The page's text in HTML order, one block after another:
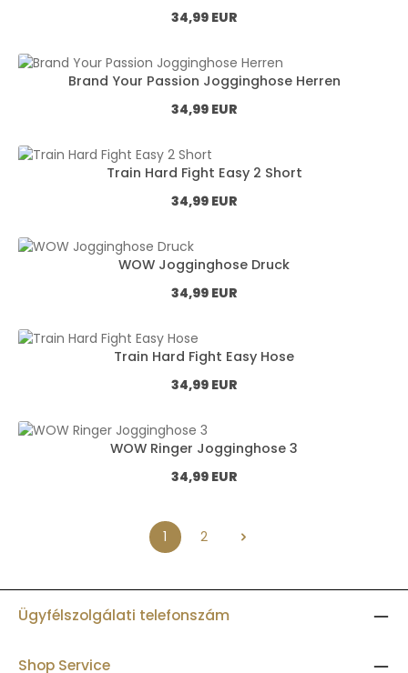
Normál ár:
34,99 EUR
Brand Your Passion Jogginghose Herren
Normál ár:
34,99 EUR
Train Hard Fight Easy 2 Short
Normál ár:
34,99 EUR
WOW Jogginghose Druck
Normál ár:
34,99 EUR
Train Hard Fight Easy Hose
Normál ár:
34,99 EUR
WOW Ringer Jogginghose 3
Normál ár:
34,99 EUR
Oldal
1 Oldal
2
Ügyfélszolgálati telefonszám
Shop Service